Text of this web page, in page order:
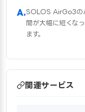
SOLOS AirGo3の
間が大幅に短くな
ます。
関連サービス